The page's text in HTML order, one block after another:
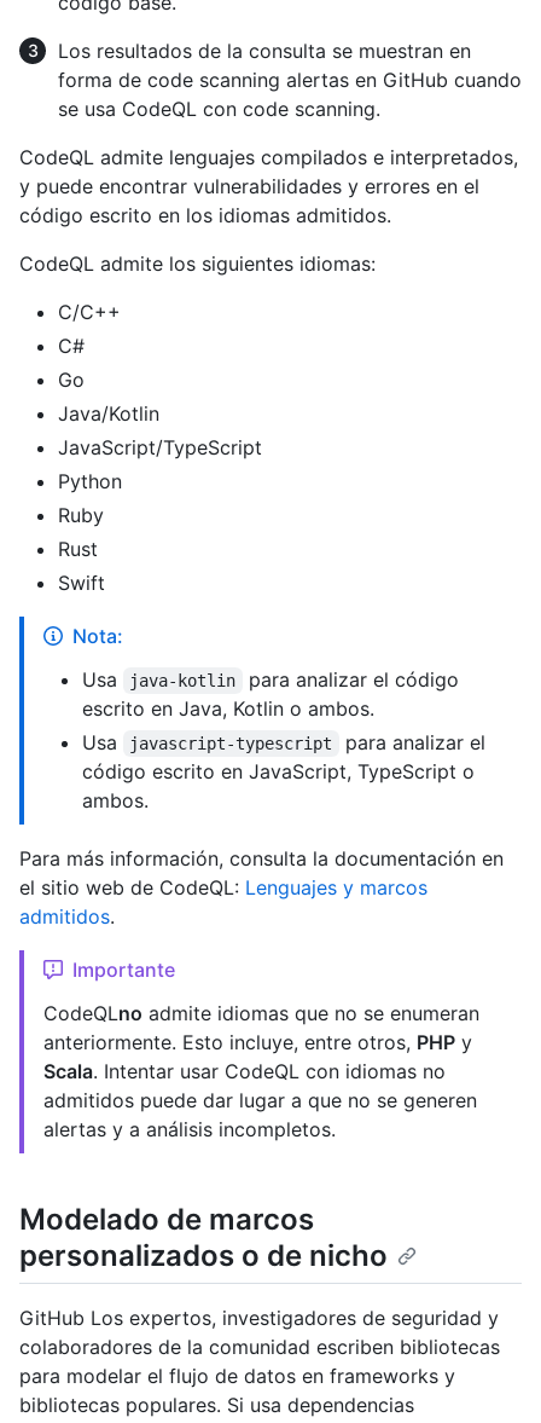
Los resultados de la consulta se muestran en
forma de code scanning alertas en GitHub cuando
se usa CodeQL con code scanning.
CodeQL admite lenguajes compilados e interpretados,
y puede encontrar vulnerabilidades y errores en el
código escrito en los idiomas admitidos.
CodeQL admite los siguientes idiomas:
C/C++
C#
Go
Java/Kotlin
JavaScript/TypeScript
Python
Ruby
Rust
Swift
Nota:
Usa
java-kotlin
para analizar el código
escrito en Java, Kotlin o ambos.
Usa
javascript-typescript
para analizar el
código escrito en JavaScript, TypeScript o
ambos.
Para más información, consulta la documentación en
el sitio web de CodeQL: Lenguajes y marcos
admitidos.
Importante
CodeQLno admite idiomas que no se enumeran
anteriormente. Esto incluye, entre otros, PHP y
Scala. Intentar usar CodeQL con idiomas no
admitidos puede dar lugar a que no se generen
alertas y a análisis incompletos.
Modelado de marcos
personalizados o de nicho
GitHub Los expertos, investigadores de seguridad y
colaboradores de la comunidad escriben bibliotecas
para modelar el flujo de datos en frameworks y
bibliotecas populares. Si usa dependencias